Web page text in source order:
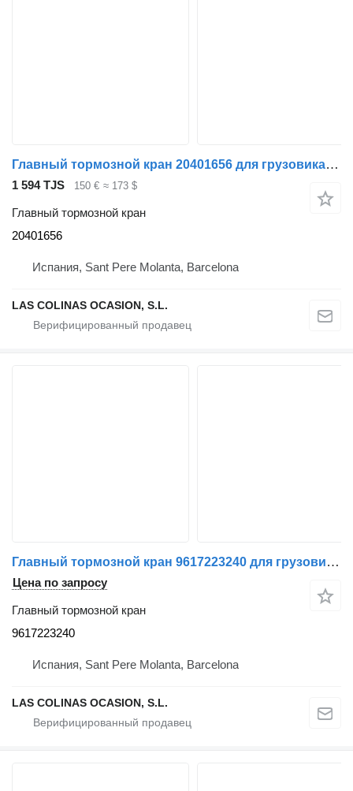
Главный тормозной кран 20401656 для грузовика Volvo FL 611
1 594 TJS 150 € ≈ 173 $
Главный тормозной кран
20401656
Испания, Sant Pere Molanta, Barcelona
LAS COLINAS OCASION, S.L.
Главный тормозной кран 9617223240 для грузовика Volvo FL 7
Цена по запросу
Главный тормозной кран
9617223240
Испания, Sant Pere Molanta, Barcelona
LAS COLINAS OCASION, S.L.